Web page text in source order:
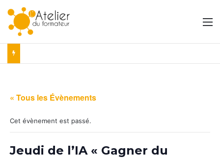
« Tous les Évènements
Cet évènement est passé.
Jeudi de l’IA « Gagner du